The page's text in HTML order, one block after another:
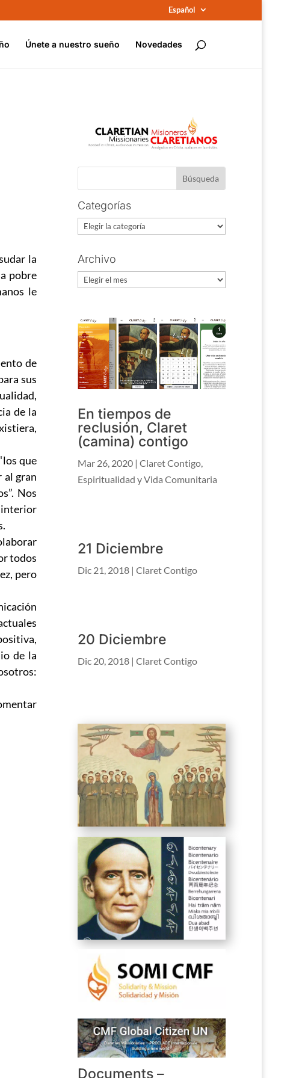
Español
Únete a nuestro sueño Novedades
la
pobre
le
de
sus
de la
que
al gran
Nos
interior
todos
pero
de la
Categorías
Categorías
Archivo
Archivo
En tiempos de
reclusión, Claret
(camina) contigo
Mar 26, 2020 |Claret Contigo,
Espiritualidad y Vida Comunitaria
21 Diciembre
Dic 21, 2018 |Claret Contigo
20 Diciembre
Dic 20, 2018 |Claret Contigo
Documents –